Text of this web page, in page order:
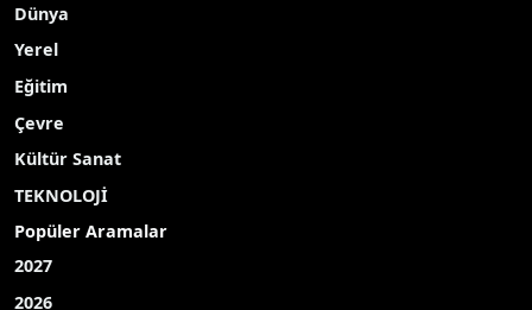
Dünya
Yerel
Eğitim
Çevre
Kültür Sanat
TEKNOLOJİ
Popüler Aramalar
2027
2026